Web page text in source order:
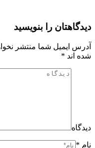
دیدگاهتان را بنویسید
آدرس ایمیل شما منتشر
شده اند *
دیدگاه
نام *